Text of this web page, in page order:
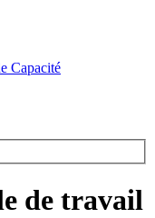
Capacité
de travail